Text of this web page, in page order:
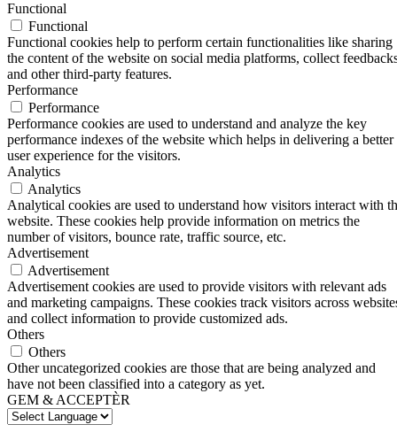
Functional
Functional
Functional cookies help to perform certain functionalities like sharing
the content of the website on social media platforms, collect
and other third-party features.
Performance
Performance
Performance cookies are used to understand and analyze the key
performance indexes of the website which helps in delivering a better
user experience for the visitors.
Analytics
Analytics
Analytical cookies are used to understand how visitors interact with
website. These cookies help provide information on metrics the
number of visitors, bounce rate, traffic source, etc.
Advertisement
Advertisement
Advertisement cookies are used to provide visitors with relevant ads
and marketing campaigns. These cookies track visitors across
and collect information to provide customized ads.
Others
Others
Other uncategorized cookies are those that are being analyzed and
have not been classified into a category as yet.
GEM & ACCEPTÈR